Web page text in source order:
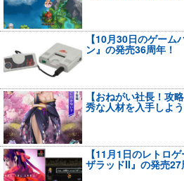
【10月30日のゲーム
ン』の発売36周年！
【おねがい社長！攻
秀な人材を入手しよう
【11月1日のレトロ
ザラッドII』の発売27